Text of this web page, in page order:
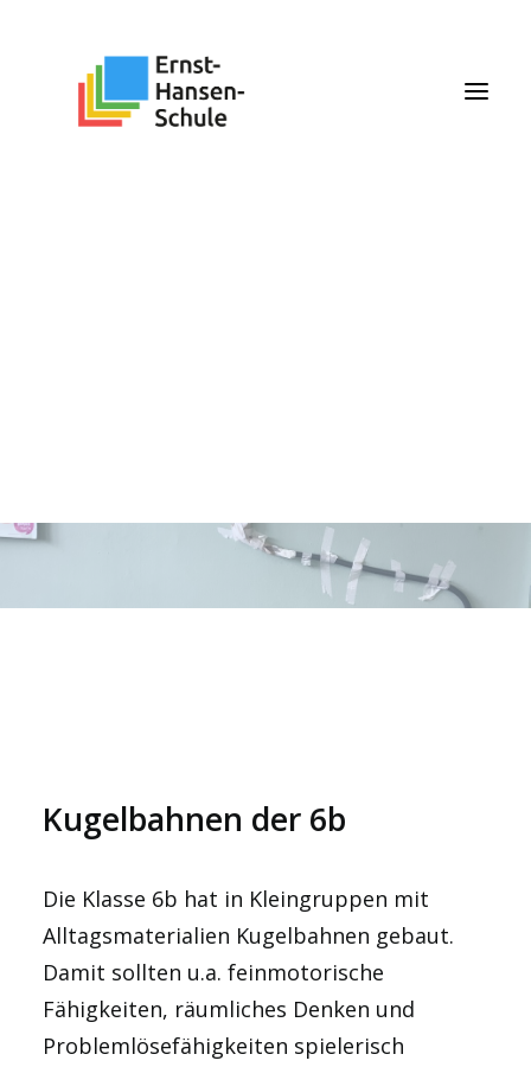
Kugelbahnen der 6b
Die Klasse 6b hat in Kleingruppen mit
Alltagsmaterialien Kugelbahnen gebaut.
Damit sollten u.a. feinmotorische
Fähigkeiten, räumliches Denken und
Problemlösefähigkeiten spielerisch